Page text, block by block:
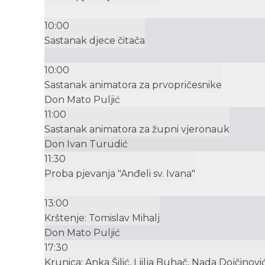
10:00
Sastanak djece čitača
10:00
Sastanak animatora za prvopričesnike
Don Mato Puljić
11:00
Sastanak animatora za župni vjeronauk
Don Ivan Turudić
11:30
Proba pjevanja "Anđeli sv. Ivana"
13:00
Krštenje: Tomislav Mihalj
Don Mato Puljić
17:30
Krunica: Anka Šilić, Ljilja Buhač, Nada